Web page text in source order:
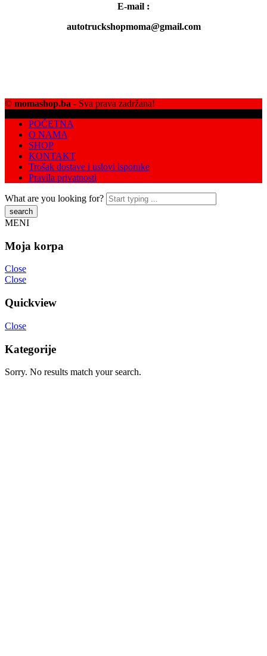
E-mail :
autotruckshopmoma@gmail.com
© momashop.ba - Sva prava zadržana!
POČETNA
O NAMA
SHOP
KONTAKT
Trošak dostave i uslovi isporuke
Pravila privatnosti
What are you looking for?
MENI
Moja korpa
Close
Close
Quickview
Close
Kategorije
Sorry. No results match your search.